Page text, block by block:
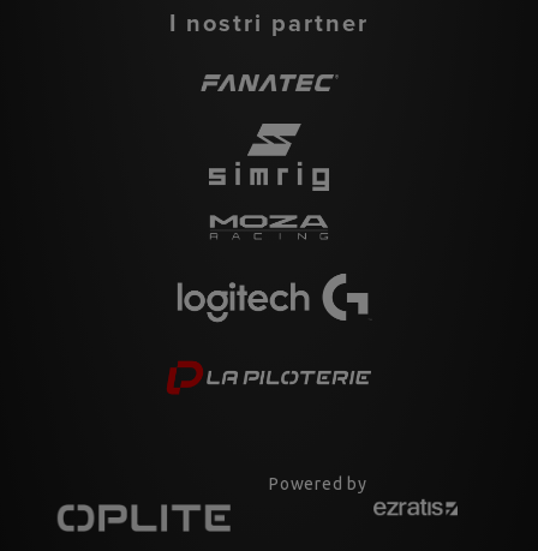
I nostri partner
Powered by